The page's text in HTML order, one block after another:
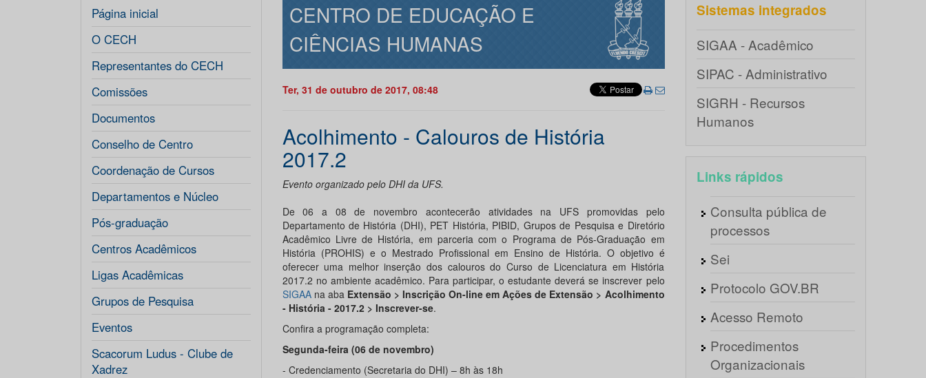
Página inicial
O CECH
Representantes do CECH
Comissões
Documentos
Conselho de Centro
Coordenação de Cursos
Departamentos e Núcleo
Pós-graduação
Centros Acadêmicos
Ligas Acadêmicas
Grupos de Pesquisa
Eventos
Scacorum Ludus - Clube de
Xadrez
CENTRO DE EDUCAÇÃO E
CIÊNCIAS HUMANAS
Ter, 31 de outubro de 2017, 08:48
Acolhimento - Calouros de História
2017.2
Evento organizado pelo DHI da UFS.
De 06 a 08 de novembro acontecerão atividades na UFS promovidas pelo
Departamento de História (DHI), PET História, PIBID, Grupos de Pesquisa e Diretório
Acadêmico Livre de História, em parceria com o Programa de Pós-Graduação em
História (PROHIS) e o Mestrado Profissional em Ensino de História. O objetivo é
oferecer uma melhor inserção dos calouros do Curso de Licenciatura em História
2017.2 no ambiente acadêmico. Para participar, o estudante deverá se inscrever pelo
SIGAAna aba Extensão > Inscrição On-line em Ações de Extensão > Acolhimento
- História - 2017.2 > Inscrever-se.
Confira a programação completa:
Segunda-feira (06 de novembro)
- Credenciamento (Secretaria do DHI) – 8h às 18h
Sistemas integrados
SIGAA - Acadêmico
SIPAC - Administrativo
SIGRH - Recursos
Humanos
Links rápidos
Consulta pública de
processos
Sei
Protocolo GOV.BR
Acesso Remoto
Procedimentos
Organizacionais